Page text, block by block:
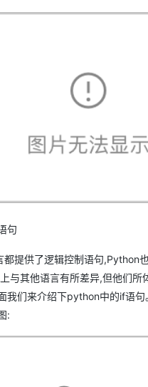
句
都提供了逻辑控制语句,Python
与其他语言有所差异,但他们所
我们来介绍下python中的if语句
: